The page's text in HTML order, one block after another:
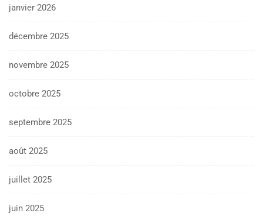
janvier 2026
décembre 2025
novembre 2025
octobre 2025
septembre 2025
août 2025
juillet 2025
juin 2025